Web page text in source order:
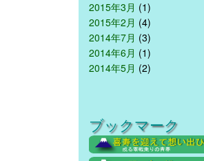
2015年3月 (1)
2015年2月 (4)
2014年7月 (3)
2014年6月 (1)
2014年5月 (2)
ブックマーク